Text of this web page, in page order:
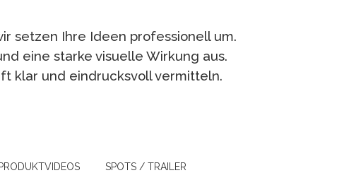
setzen Ihre Ideen professionell um.
eine starke visuelle Wirkung aus.
klar und eindrucksvoll vermitteln.
PRODUKTVIDEOS SPOTS / TRAILER